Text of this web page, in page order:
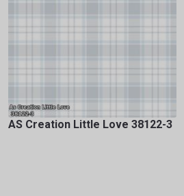
AS Creation Little Love 38122-3